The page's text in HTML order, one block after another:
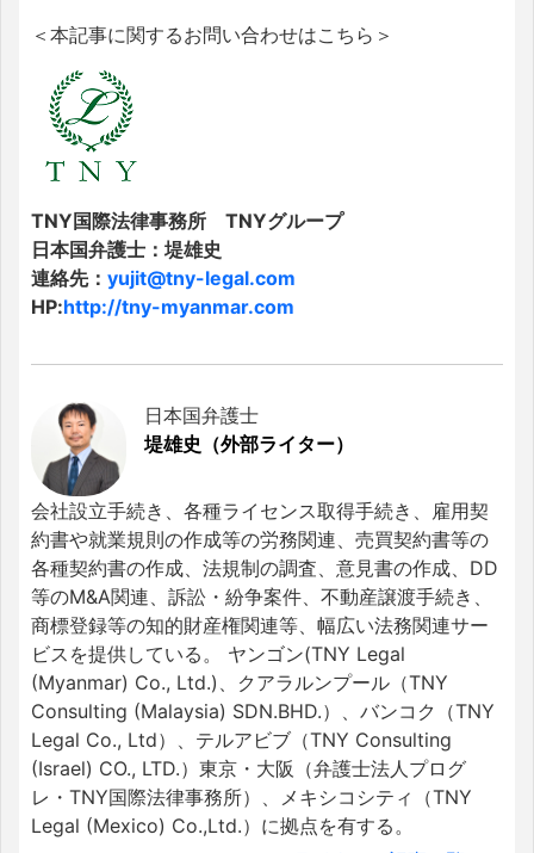
＜本記事に関するお問い合わせはこちら＞
TNY国際法律事務所 TNYグループ
日本国弁護士：堤雄史
連絡先： yujit@tny-legal.com
HP:http://tny-myanmar.com
日本国弁護士
堤雄史（外部ライター）
会社設立手続き、各種ライセンス取得手続き、雇用契
約書や就業規則の作成等の労務関連、売買契約書等の
各種契約書の作成、法規制の調査、意見書の作成、DD
等のM&A関連、訴訟・紛争案件、不動産譲渡手続き、
商標登録等の知的財産権関連等、幅広い法務関連サー
ビスを提供している。 ヤンゴン(TNY Legal
(Myanmar) Co., Ltd.)、クアラルンプール（TNY
Consulting (Malaysia) SDN.BHD.）、バンコク（TNY
Legal Co., Ltd）、テルアビブ（TNY Consulting
(Israel) CO., LTD.）東京・大阪（弁護士法人プログ
レ・TNY国際法律事務所）、メキシコシティ（TNY
Legal (Mexico) Co.,Ltd.）に拠点を有する。